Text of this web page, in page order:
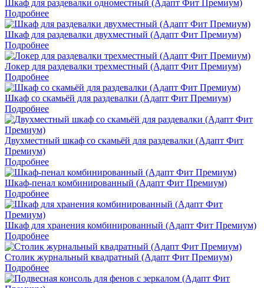
Шкаф для раздевалки одноместный (Адапт Фит Премиум)
Подробнее
Шкаф для раздевалки двухместный (Адапт Фит Премиум)
Подробнее
Локер для раздевалки трехместный (Адапт Фит Премиум)
Подробнее
Шкаф со скамьёй для раздевалки (Адапт Фит Премиум)
Подробнее
Двухместный шкаф со скамьёй для раздевалки (Адапт Фит
Премиум)
Подробнее
Шкаф-пенал комбинированный (Адапт Фит Премиум)
Подробнее
Шкаф для хранения комбинированный (Адапт Фит Премиум)
Подробнее
Столик журнальный квадратный (Адапт Фит Премиум)
Подробнее